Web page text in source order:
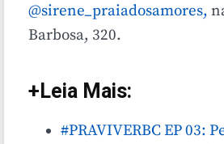
@sirene_praiadosamores,
Barbosa, 320.
+Leia Mais:
#PRAVIVERBC EP 03: